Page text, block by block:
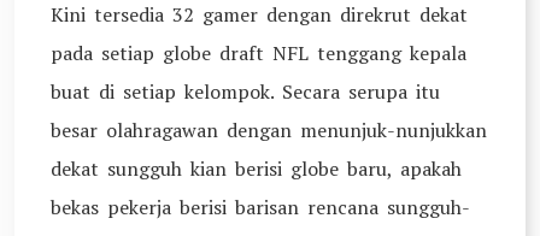
Kini tersedia 32 gamer dengan direkrut dekat
pada setiap globe draft NFL tenggang kepala
buat di setiap kelompok. Secara serupa itu
besar olahragawan dengan menunjuk-nunjukkan
dekat sungguh kian berisi globe baru, apakah
bekas pekerja berisi barisan rencana sungguh-